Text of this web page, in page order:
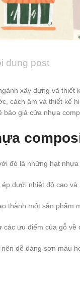
dung post
xây dựng và
cách âm và thiết kế
báo giá cửa nhựa
đó là những hạt nhựa
dưới nhiệt độ cao và
thành một sản phẩm
ưu điểm của gỗ
dễ dàng sơn màu